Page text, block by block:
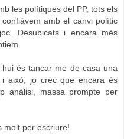
les polítiques del PP, tots els
amb el canvi polític
Desubicats i encara més
és tancar-me de casa una
i això, jo crec que encara és
anàlisi, massa prompte per
molt per escriure!